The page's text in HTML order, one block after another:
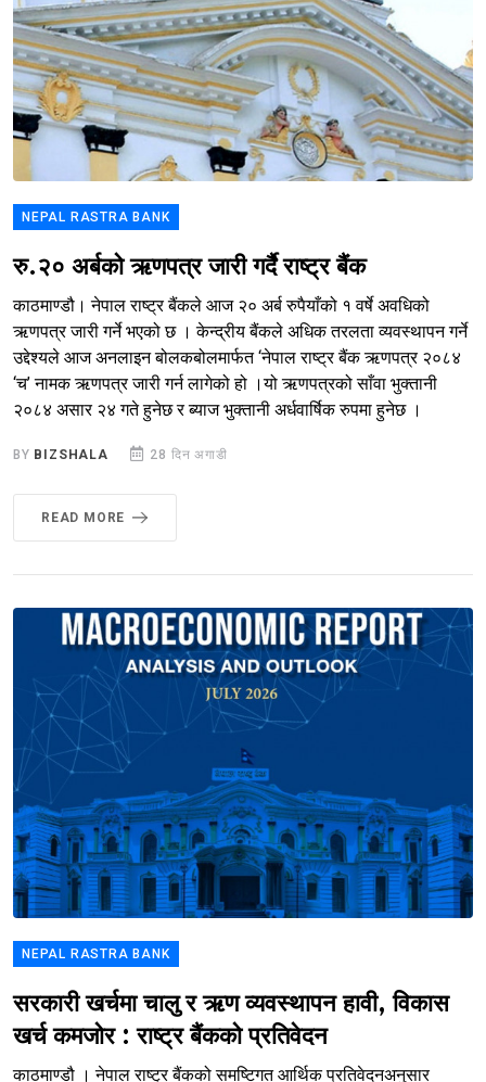
NEPAL RASTRA BANK
रु.२० अर्बको ऋणपत्र जारी गर्दै राष्ट्र बैंक
काठमाण्डौ। नेपाल राष्ट्र बैंकले आज २० अर्ब रुपैयाँको १ वर्षे अवधिको
ऋणपत्र जारी गर्ने भएको छ । केन्द्रीय बैंकले अधिक तरलता व्यवस्थापन गर्ने
उद्देश्यले आज अनलाइन बोलकबोलमार्फत ‘नेपाल राष्ट्र बैंक ऋणपत्र २०८४
‘च’ नामक ऋणपत्र जारी गर्न लागेको हो ।यो ऋणपत्रको साँवा भुक्तानी
२०८४ असार २४ गते हुनेछ र ब्याज भुक्तानी अर्धवार्षिक रुपमा हुनेछ ।
BY BIZSHALA 28 दिन अगाडी
READ MORE
NEPAL RASTRA BANK
सरकारी खर्चमा चालु र ऋण व्यवस्थापन हावी, विकास
खर्च कमजोर : राष्ट्र बैंकको प्रतिवेदन
काठमाण्डौ । नेपाल राष्ट्र बैंकको समष्टिगत आर्थिक प्रतिवेदनअनुसार